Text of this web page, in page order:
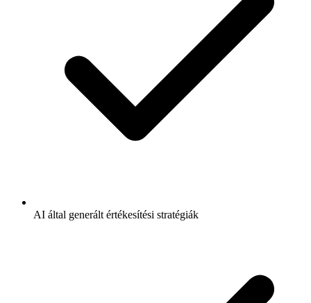
AI által generált értékesítési stratégiák